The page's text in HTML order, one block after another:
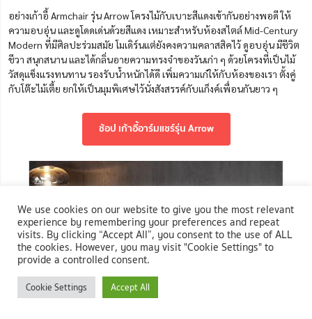
อย่างเก้าอี้ Armchair รุ่น Arrow โครงไม้กับเบาะสีแดงเข้ากันอย่างพอดี ให้
ความอบอุ่น และดูโดดเด่นด้วยสีแดง เหมาะสำหรับห้องสไตล์Mid-Century
Modern ที่มีศิลปะร่วมสมัย โมเดิร์นแต่ยังคงความคลาสสิคไว้ ดูอบอุ่น มีชีวิต
ชีวา สนุกสนาน และได้กลิ่นอายความทรงจำของวันเก่า ๆ ด้วยโครงที่เป็นไม้
วัสดุแข็งแรงทนทาน รองรับน้ำหนักได้ดี เพิ่มความเก๋ให้กับห้องของเรา ตั้งคู่
กับโต๊ะไม้เตี้ย ยกให้เป็นมุมพิเศษไว้นั่งสังสรรค์กับแก็งค์เพื่อนกันยาว ๆ
ช้อป เก้าอี้อาร์มแชร์รุ่น Arrow
We use cookies on our website to give you the most relevant
experience by remembering your preferences and repeat
visits. By clicking “Accept All”, you consent to the use of ALL
the cookies. However, you may visit "Cookie Settings" to
provide a controlled consent.
Cookie Settings Accept All